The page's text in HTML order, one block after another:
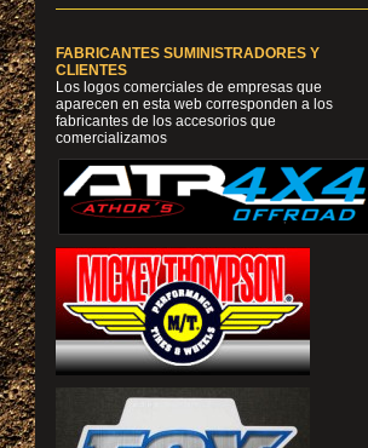
FABRICANTES SUMINISTRADORES Y
CLIENTES
Los logos comerciales de empresas que
aparecen en esta web corresponden a los
fabricantes de los accesorios que
comercializamos